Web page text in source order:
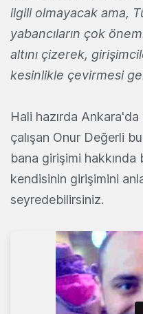
ilgili olmayacak ama,
yabancıların çok
altını çizerek,
kesinlikle çevirmesi
Hali hazırda Ankara'da
çalışan Onur Değerli
bana girişimi hakkında
kendisinin girişimini
seyredebilirsiniz.